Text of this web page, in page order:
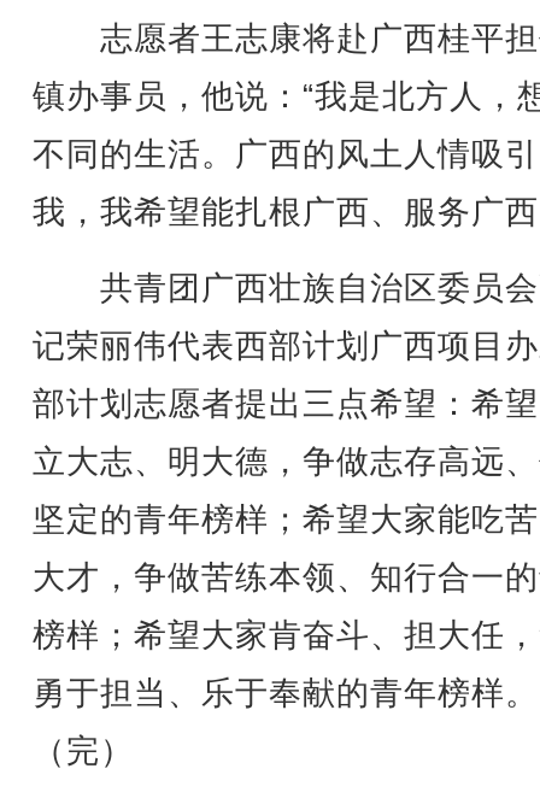
志愿者王志康将赴广西桂平
镇办事员，他说：“我是北方人，
不同的生活。广西的风土人情吸
我，我希望能扎根广西、服务广
共青团广西壮族自治区委员
记荣丽伟代表西部计划广西项目
部计划志愿者提出三点希望：希
立大志、明大德，争做志存高远
坚定的青年榜样；希望大家能吃
大才，争做苦练本领、知行合一
榜样；希望大家肯奋斗、担大任
勇于担当、乐于奉献的青年榜样。
（完）